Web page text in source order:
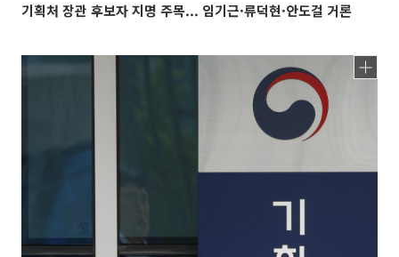
기획처 장관 후보자 지명 주목... 임기근·류덕현·안도걸 거론